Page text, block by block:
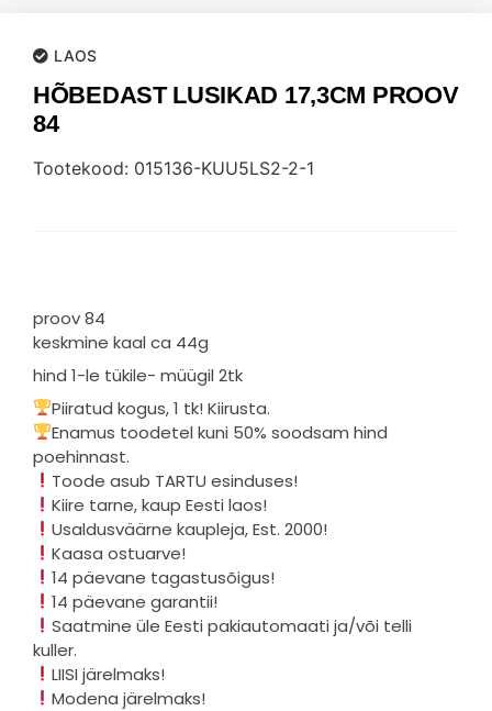
LAOS
HÕBEDAST LUSIKAD 17,3CM PROOV
84
Tootekood: 015136-KUU5LS2-2-1
proov 84
keskmine kaal ca 44g
hind 1-le tükile- müügil 2tk
Piiratud kogus, 1 tk! Kiirusta.
Enamus toodetel kuni 50% soodsam hind
poehinnast.
Toode asub TARTU esinduses!
Kiire tarne, kaup Eesti laos!
Usaldusväärne kaupleja, Est. 2000!
Kaasa ostuarve!
14 päevane tagastusõigus!
14 päevane garantii!
Saatmine üle Eesti pakiautomaati ja/või telli
kuller.
LIISI järelmaks!
Modena järelmaks!